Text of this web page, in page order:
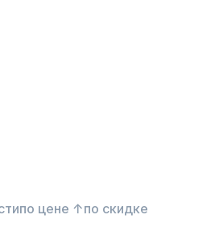
по цене ↑по скидке